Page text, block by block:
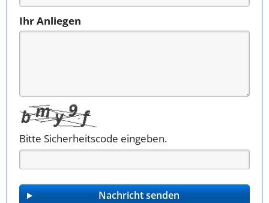
Ihr Anliegen
Bitte Sicherheitscode eingeben.